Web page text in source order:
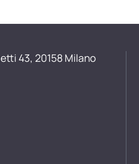
43, 20158 Milano